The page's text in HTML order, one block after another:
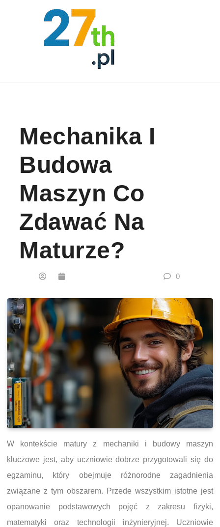
Mechanika I
Budowa
Maszyn Co
Zdawać Na
Maturze?
0
W kontekście matury z mechaniki i budowy maszyn
kluczowe jest, aby uczniowie dobrze przygotowali się do
egzaminu, który obejmuje różnorodne zagadnienia
związane z tym obszarem. Przede wszystkim istotne jest
opanowanie podstawowych pojęć z zakresu fizyki,
matematyki oraz technologii inżynieryjnej. Uczniowie